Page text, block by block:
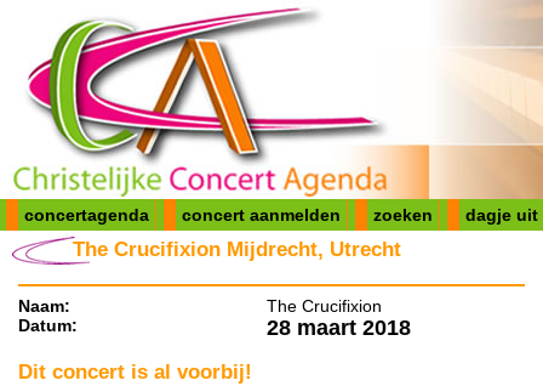
concertagenda concert aanmelden zoeken dagje uit
The Crucifixion Mijdrecht, Utrecht
Naam:
The Crucifixion
Datum:
28 maart 2018
Dit concert is al voorbij!